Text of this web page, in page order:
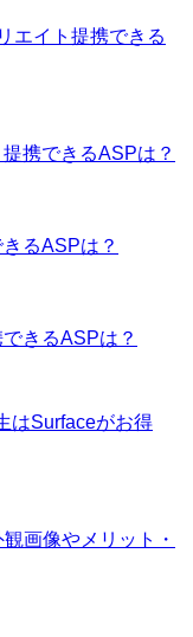
エイト提携できる
携できるASPは？
るASPは？
きるASPは？
はSurfaceがお得
画像やメリット・